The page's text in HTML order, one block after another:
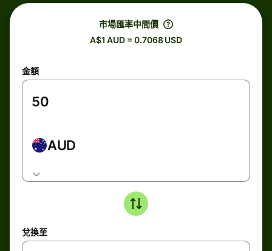
市場匯率中間價
A$1 AUD = 0.7068 USD
金額
AUD
兌換至